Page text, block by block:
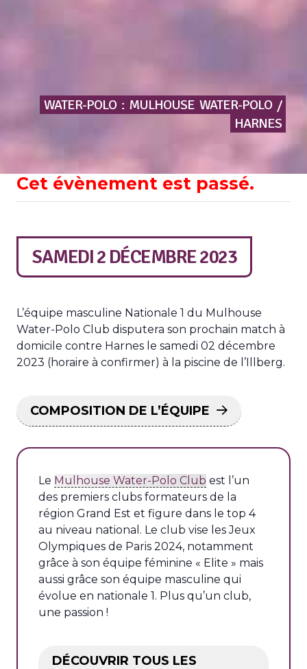
WATER-POLO : MULHOUSE WATER-POLO /
HARNES
Cet évènement est passé.
SAMEDI 2 DÉCEMBRE 2023
L’équipe masculine Nationale 1 du Mulhouse
Water-Polo Club disputera son prochain match à
domicile contre Harnes le samedi 02 décembre
2023 (horaire à confirmer) à la piscine de l’Illberg.
COMPOSITION DE L’ÉQUIPE
Le Mulhouse Water-Polo Club est l’un
des premiers clubs formateurs de la
région Grand Est et figure dans le top 4
au niveau national. Le club vise les Jeux
Olympiques de Paris 2024, notamment
grâce à son équipe féminine « Elite » mais
aussi grâce son équipe masculine qui
évolue en nationale 1. Plus qu’un club,
une passion !
DÉCOUVRIR TOUS LES